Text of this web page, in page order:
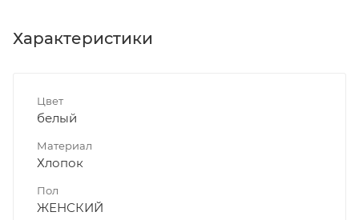
Характеристики
Цвет
белый
Материал
Хлопок
Пол
ЖЕНСКИЙ